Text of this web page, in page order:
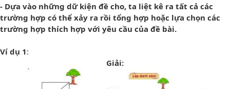
- Dựa vào những dữ kiện đề cho, ta liệt kê ra tất cả các
trường hợp có thể xảy ra rồi tổng hợp hoặc lựa chọn các
trường hợp thích hợp với yêu cầu của đề bài.
Ví dụ 1:
Giải: